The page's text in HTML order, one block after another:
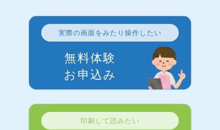
実際の画面をみたり操作したい
無料体験
お申込み
印刷して読みたい